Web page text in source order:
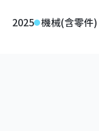
2025 機械(含零件)